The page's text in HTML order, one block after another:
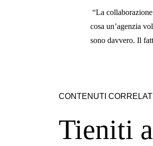
“La
cosa un’agenzia
sono davvero. Il
CONTENUTI CORRELATI
Tieniti